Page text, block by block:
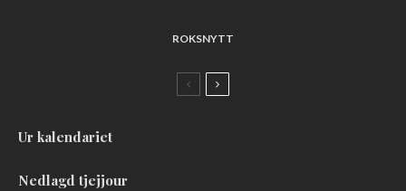
ROKSNYTT
Ur kalendariet
Nedlagd tjejjour